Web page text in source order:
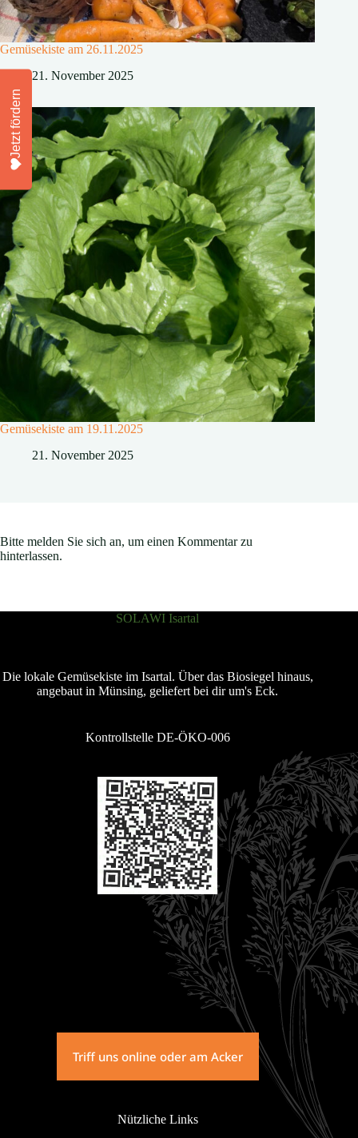
Gemüsekiste am 26.11.2025
21. November 2025
Gemüsekiste am 19.11.2025
21. November 2025
Bitte melden Sie sich an, um einen Kommentar zu
hinterlassen.
SOLAWI Isartal
Die lokale Gemüsekiste im Isartal. Über das Biosiegel hinaus,
angebaut in Münsing, geliefert bei dir um's Eck.
Kontrollstelle DE-ÖKO-006
Triff uns online oder am Acker
Nützliche Links
Jetzt fördern